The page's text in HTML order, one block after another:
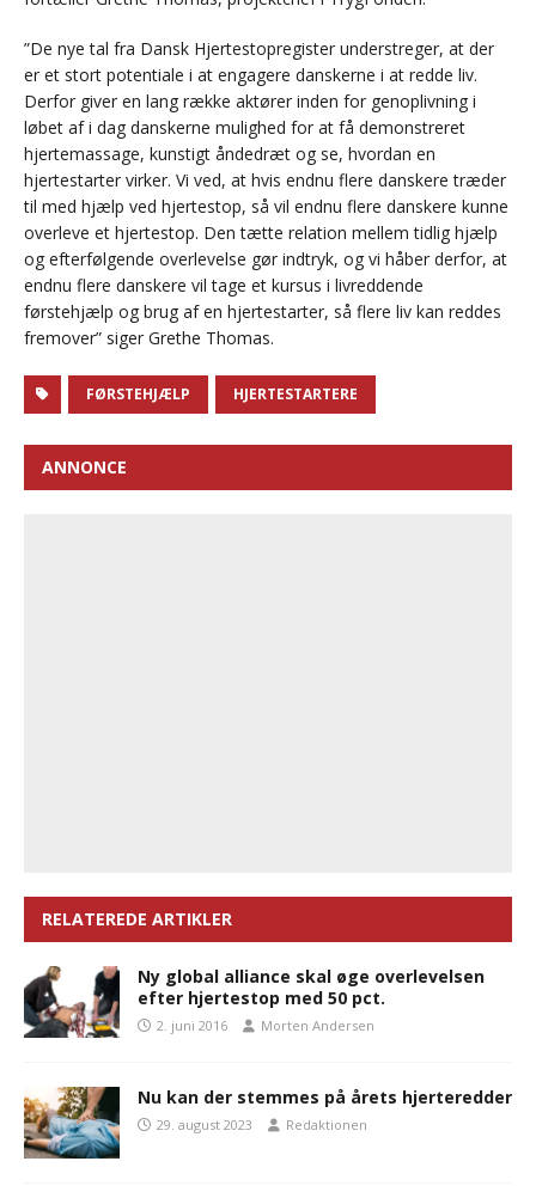
”De nye tal fra Dansk Hjertestopregister understreger, at der
er et stort potentiale i at engagere danskerne i at redde liv.
Derfor giver en lang række aktører inden for genoplivning i
løbet af i dag danskerne mulighed for at få demonstreret
hjertemassage, kunstigt åndedræt og se, hvordan en
hjertestarter virker. Vi ved, at hvis endnu flere danskere træder
til med hjælp ved hjertestop, så vil endnu flere danskere kunne
overleve et hjertestop. Den tætte relation mellem tidlig hjælp
og efterfølgende overlevelse gør indtryk, og vi håber derfor, at
endnu flere danskere vil tage et kursus i livreddende
førstehjælp og brug af en hjertestarter, så flere liv kan reddes
fremover” siger Grethe Thomas.
FØRSTEHJÆLP HJERTESTARTERE
ANNONCE
RELATEREDE ARTIKLER
Ny global alliance skal øge overlevelsen
efter hjertestop med 50 pct.
2. juni 2016 Morten Andersen
Nu kan der stemmes på årets hjerteredder
29. august 2023 Redaktionen